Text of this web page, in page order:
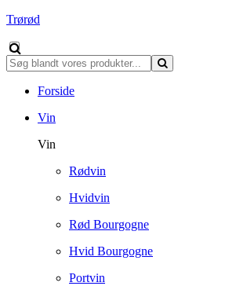
Trørød
Forside
Vin
Vin
Rødvin
Hvidvin
Rød Bourgogne
Hvid Bourgogne
Portvin